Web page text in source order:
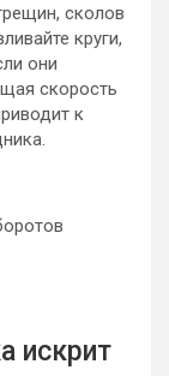
сколов
круги,
они
скорость
к
искрит